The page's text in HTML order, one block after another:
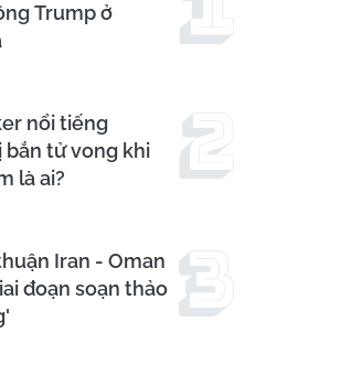
Trump ở
nổi tiếng
bắn tử vong khi
là ai?
Iran - Oman
đoạn soạn thảo